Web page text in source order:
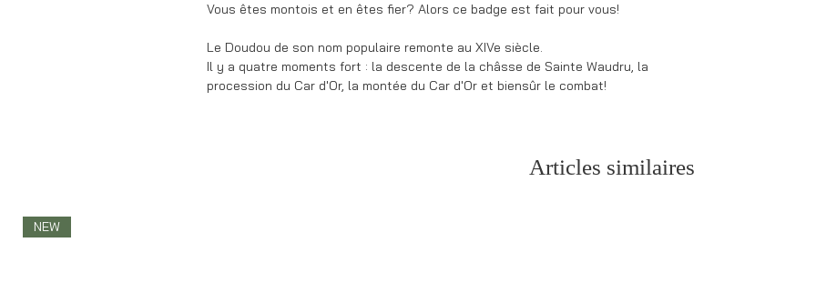
Vous êtes montois et en êtes fier? Alors ce badge est fait pour vous!
Le Doudou de son nom populaire remonte au XIVe siècle.
Il y a quatre moments fort : la descente de la châsse de Sainte Waudru, la
procession du Car d'Or, la montée du Car d'Or et biensûr le combat!
Articles similaires
NEW